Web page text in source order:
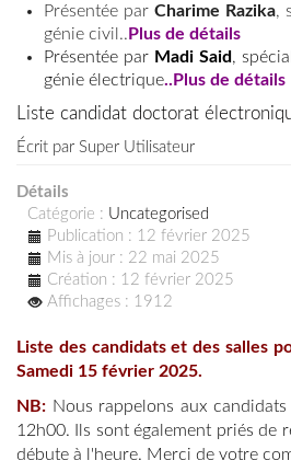
Présentée parCharime Razika,
génie civil..Plus de détails
Présentée par Madi Said,
génie électrique..Plus de détails
Liste candidat doctorat
Écrit par Super Utilisateur
Détails
Catégorie : Uncategorised
Publication : 12 février 2025
Mis à jour : 22 mai 2025
Création : 12 février 2025
Affichages : 1912
Liste des candidats et des salles
Samedi 15 février 2025.
NB: Nous rappelons aux
12h00. Ils sont également priés de
débute à l'heure. Merci de votre